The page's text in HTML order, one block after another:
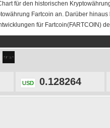
für den historischen
Fartcoin an. Darüber
für Fartcoin(FARTCOIN)
USD 0.128264